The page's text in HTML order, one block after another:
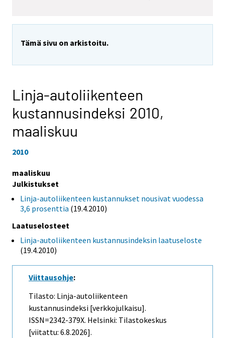
Tämä sivu on arkistoitu.
Linja-autoliikenteen
kustannusindeksi 2010,
maaliskuu
2010
maaliskuu
Julkistukset
Linja-autoliikenteen kustannukset nousivat vuodessa
3,6 prosenttia (19.4.2010)
Laatuselosteet
Linja-autoliikenteen kustannusindeksin laatuseloste
(19.4.2010)
Viittausohje:
Tilasto: Linja-autoliikenteen
kustannusindeksi [verkkojulkaisu].
ISSN=2342-379X. Helsinki: Tilastokeskus
[viitattu: 6.8.2026].